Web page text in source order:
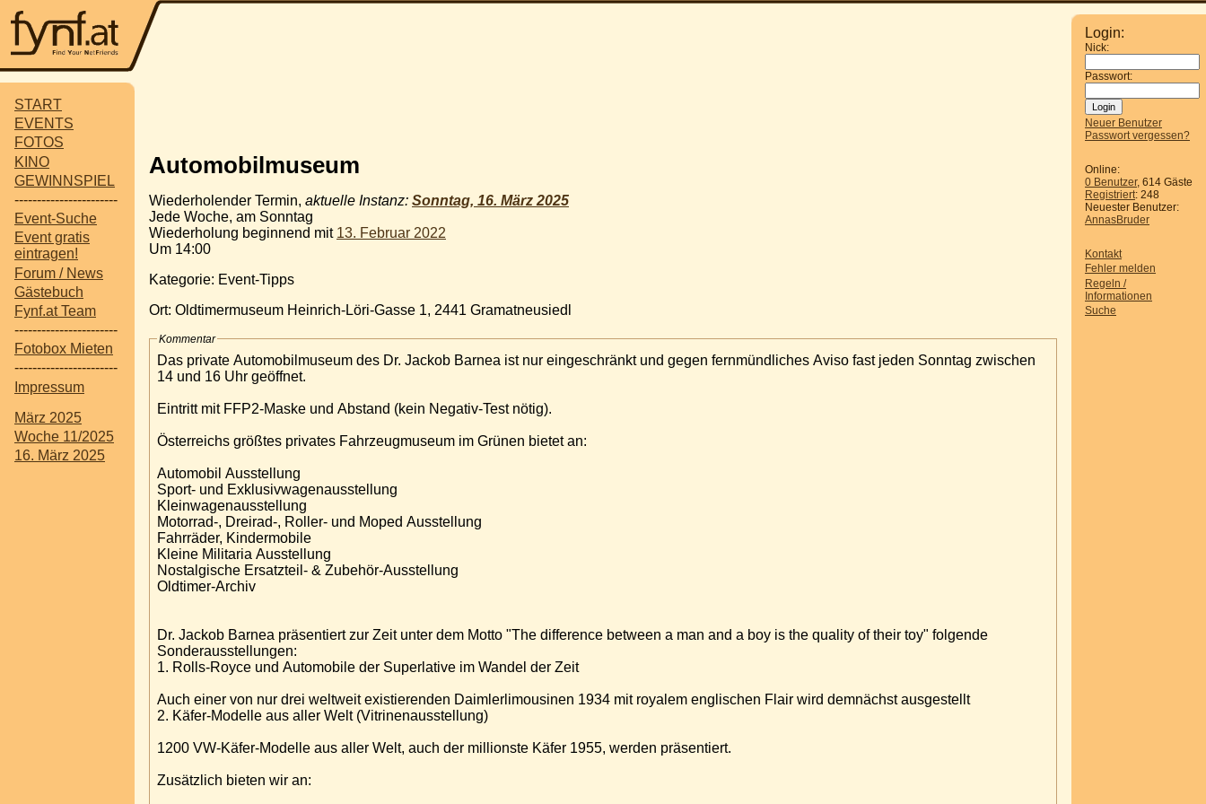
START
EVENTS
FOTOS
KINO
GEWINNSPIEL
-----------------------
Event-Suche
Event gratis
eintragen!
Forum / News
Gästebuch
Fynf.at Team
-----------------------
Fotobox Mieten
-----------------------
Impressum
März 2025
Woche 11/2025
16. März 2025
Login:
Nick:
Passwort:
Neuer Benutzer
Passwort vergessen?
Online:
0 Benutzer, 614 Gäste
Registriert: 248
Neuester Benutzer:
AnnasBruder
Kontakt
Fehler melden
Regeln /
Informationen
Suche
Automobilmuseum
Wiederholender Termin, aktuelle Instanz: Sonntag, 16. März 2025
Jede Woche, am Sonntag
Wiederholung beginnend mit 13. Februar 2022
Um 14:00
Kategorie: Event-Tipps
Ort: Oldtimermuseum Heinrich-Löri-Gasse 1, 2441 Gramatneusiedl
Kommentar
Das private Automobilmuseum des Dr. Jackob Barnea ist nur eingeschränkt und gegen fernmündliches Aviso fast jeden Sonntag zwischen
14 und 16 Uhr geöffnet.
Eintritt mit FFP2-Maske und Abstand (kein Negativ-Test nötig).
Österreichs größtes privates Fahrzeugmuseum im Grünen bietet an:
Automobil Ausstellung
Sport- und Exklusivwagenausstellung
Kleinwagenausstellung
Motorrad-, Dreirad-, Roller- und Moped Ausstellung
Fahrräder, Kindermobile
Kleine Militaria Ausstellung
Nostalgische Ersatzteil- & Zubehör-Ausstellung
Oldtimer-Archiv
Dr. Jackob Barnea präsentiert zur Zeit unter dem Motto "The difference between a man and a boy is the quality of their toy" folgende
Sonderausstellungen:
1. Rolls-Royce und Automobile der Superlative im Wandel der Zeit
Auch einer von nur drei weltweit existierenden Daimlerlimousinen 1934 mit royalem englischen Flair wird demnächst ausgestellt
2. Käfer-Modelle aus aller Welt (Vitrinenausstellung)
1200 VW-Käfer-Modelle aus aller Welt, auch der millionste Käfer 1955, werden präsentiert.
Zusätzlich bieten wir an: